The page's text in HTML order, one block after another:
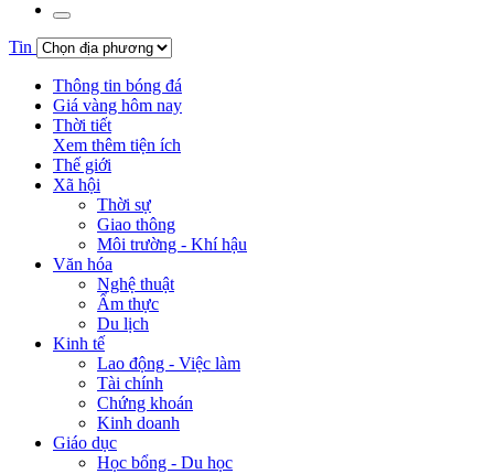
Tin
Thông tin bóng đá
Giá vàng hôm nay
Thời tiết
Xem thêm tiện ích
Thế giới
Xã hội
Thời sự
Giao thông
Môi trường - Khí hậu
Văn hóa
Nghệ thuật
Ẩm thực
Du lịch
Kinh tế
Lao động - Việc làm
Tài chính
Chứng khoán
Kinh doanh
Giáo dục
Học bổng - Du học